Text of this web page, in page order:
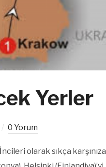
Yerler
0 Yorum
olarak sıkça karşınıza